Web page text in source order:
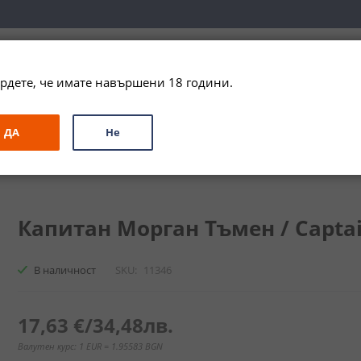
ЗА ПОДАРЪК ПРОМО СПЕЦИАЛНИ ПРЕДЛОЖЕНИЯ
Капитан Морган Тъмен /
В наличност SKU 11346
17,63 €/34,48лв.
Валутен курс: 1 EUR = 1.95583 BGN
че имате навършени 18 години.
ДА Не